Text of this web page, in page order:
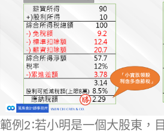
範例2:若小明是一個大股東，